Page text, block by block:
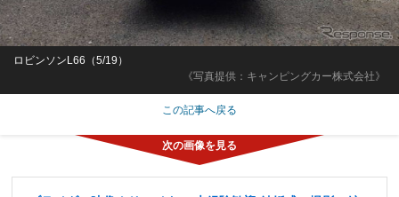
《写真提供：キャンピングカー株式会社》
ロビンソンL66（5/19）
この記事へ戻る